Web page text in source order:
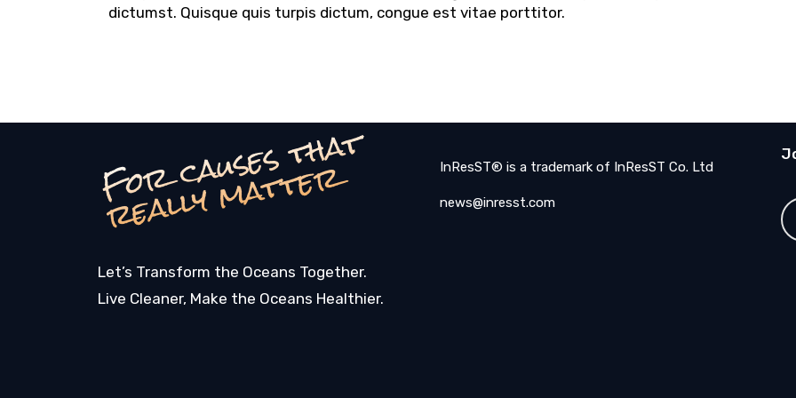
dictumst. Quisque quis turpis dictum, congue est vitae porttitor.
F
o
r
c
a
u
s
e
s
t
h
a
t
r
e
a
l
l
y
m
a
t
t
e
r
Let’s Transform the Oceans Together.
Live Cleaner, Make the Oceans Healthier.
InResST® is a trademark of InResST Co. Ltd
news@inresst.com